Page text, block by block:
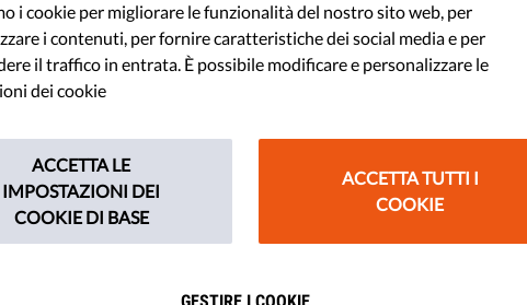
chiedono all'UE
il Privacy
della società civile, tra
i cookie per migliorare le funzionalità del nostro sito web, per
i contenuti, per fornire caratteristiche dei social media e per
il traffico in entrata. È possibile modificare e personalizzare le
dei cookie
ACCETTA LE
IMPOSTAZIONI DEI
COOKIE DI BASE
ACCETTA TUTTI I
COOKIE